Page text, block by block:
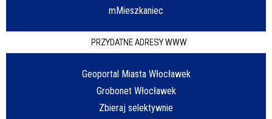
mMieszkaniec
PRZYDATNE ADRESY WWW
Geoportal Miasta Włocławek
Grobonet Włocławek
Zbieraj selektywnie